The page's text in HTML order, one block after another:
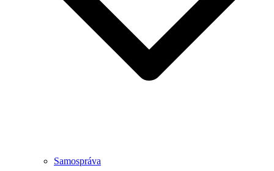
Samospráva